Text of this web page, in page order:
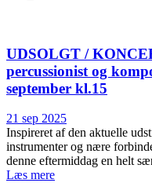
UDSOLGT /
percussionist og
september kl.15
21 sep 2025
Inspireret af den aktuelle
instrumenter og nære
denne eftermiddag en helt
Læs mere